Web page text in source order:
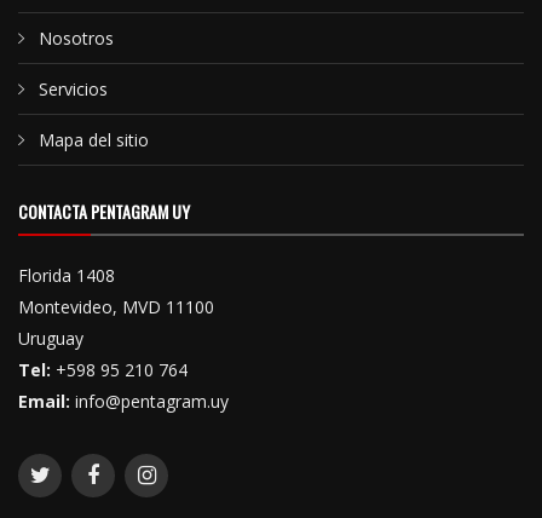
Nosotros
Servicios
Mapa del sitio
CONTACTA PENTAGRAM UY
Florida 1408
Montevideo, MVD 11100
Uruguay
Tel: +598 95 210 764
Email: info@pentagram.uy